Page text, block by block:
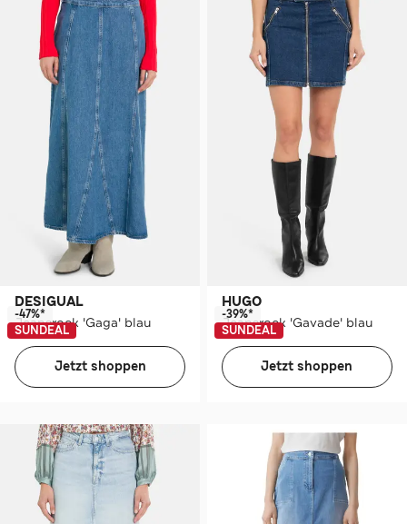
DESIGUAL
Jeansrock 'Gaga' blau
-47%*
SUNDEAL
Jetzt shoppen
HUGO
Jeansrock 'Gavade' blau
-39%*
SUNDEAL
Jetzt shoppen